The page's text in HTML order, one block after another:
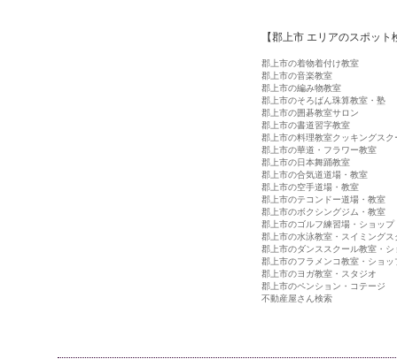
【郡上市 エリアのスポット
郡上市の着物着付け教室
郡上市の音楽教室
郡上市の編み物教室
郡上市のそろばん珠算教室・塾
郡上市の囲碁教室サロン
郡上市の書道習字教室
郡上市の料理教室クッキングスク
郡上市の華道・フラワー教室
郡上市の日本舞踊教室
郡上市の合気道道場・教室
郡上市の空手道場・教室
郡上市のテコンドー道場・教室
郡上市のボクシングジム・教室
郡上市のゴルフ練習場・ショップ
郡上市の水泳教室・スイミングス
郡上市のダンススクール教室・シ
郡上市のフラメンコ教室・ショッ
郡上市のヨガ教室・スタジオ
郡上市のペンション・コテージ
不動産屋さん検索